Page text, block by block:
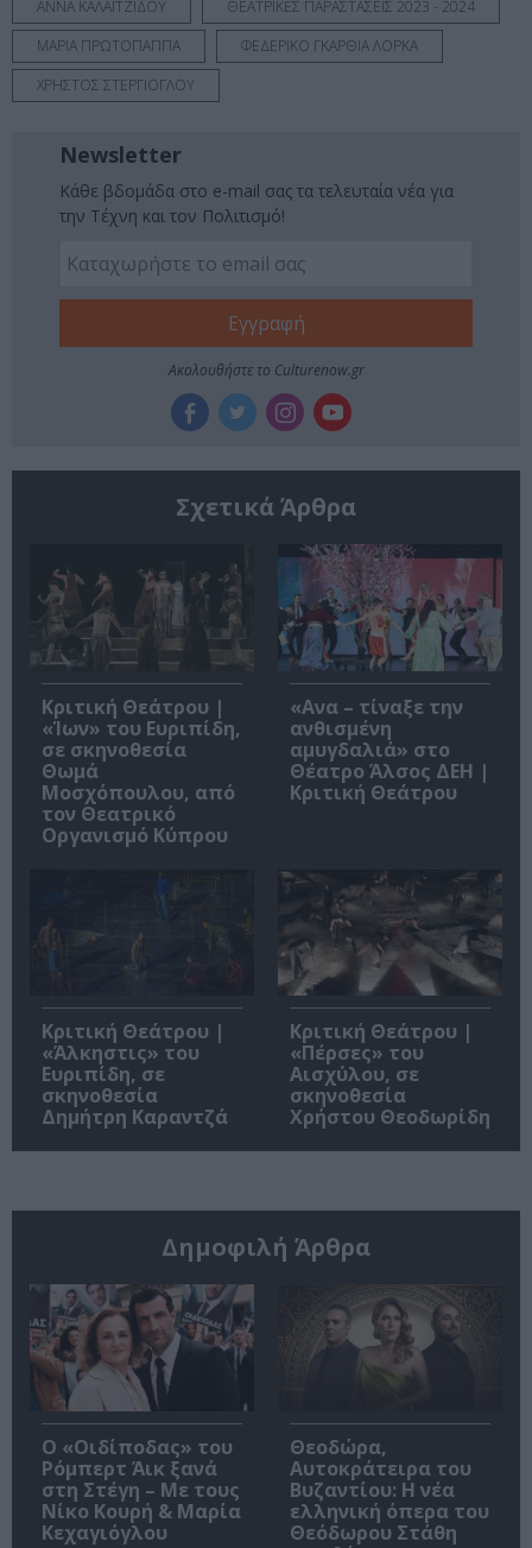
ΑΝΝΑ ΚΑΛΑΪΤΖΙΔΟΥ
ΘΕΑΤΡΙΚΕΣ ΠΑΡΑΣΤΑΣΕΙΣ 2023 - 2024
ΜΑΡΙΑ ΠΡΩΤΟΠΑΠΠΑ
ΦΕΔΕΡΙΚΟ ΓΚΑΡΘΙΑ ΛΟΡΚΑ
ΧΡΗΣΤΟΣ ΣΤΕΡΓΙΟΓΛΟΥ
Newsletter
Κάθε βδομάδα στο e-mail σας τα τελευταία νέα για
την Τέχνη και τον Πολιτισμό!
Ακολουθήστε το Culturenow.gr
Σχετικά Άρθρα
Κριτική Θεάτρου |
«Ίων» του Ευριπίδη,
σε σκηνοθεσία
Θωμά
Μοσχόπουλου, από
τον Θεατρικό
Οργανισμό Κύπρου
«Ανα – τίναξε την
ανθισμένη
αμυγδαλιά» στο
Θέατρο Άλσος ΔΕΗ |
Κριτική Θεάτρου
Κριτική Θεάτρου |
«Άλκηστις» του
Ευριπίδη, σε
σκηνοθεσία
Δημήτρη Καραντζά
Κριτική Θεάτρου |
«Πέρσες» του
Αισχύλου, σε
σκηνοθεσία
Χρήστου Θεοδωρίδη
Δημοφιλή Άρθρα
O «Οιδίποδας» του
Ρόμπερτ Άικ ξανά
στη Στέγη – Με τους
Νίκο Κουρή & Μαρία
Κεχαγιόγλου
Θεοδώρα,
Αυτοκράτειρα του
Βυζαντίου: Η νέα
ελληνική όπερα του
Θεόδωρου Στάθη